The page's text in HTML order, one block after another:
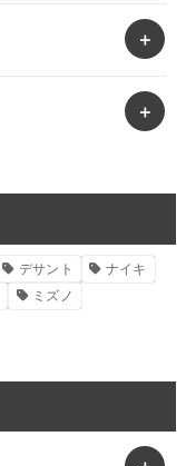
デサント
ナイキ
ミズノ